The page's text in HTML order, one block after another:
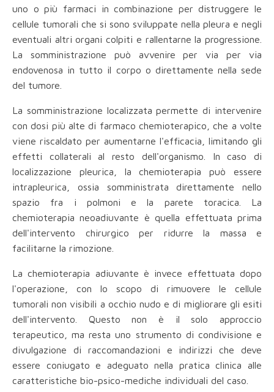
uno o più farmaci in combinazione per distruggere le
cellule tumorali che si sono sviluppate nella pleura e negli
eventuali altri organi colpiti e rallentarne la progressione.
La somministrazione può avvenire per via per via
endovenosa in tutto il corpo o direttamente nella sede
del tumore.
La somministrazione localizzata permette di intervenire
con dosi più alte di farmaco chemioterapico, che a volte
viene riscaldato per aumentarne l'efficacia, limitando gli
effetti collaterali al resto dell'organismo. In caso di
localizzazione pleurica, la chemioterapia può essere
intrapleurica, ossia somministrata direttamente nello
spazio fra i polmoni e la parete toracica. La
chemioterapia neoadiuvante è quella effettuata prima
dell'intervento chirurgico per ridurre la massa e
facilitarne la rimozione.
La chemioterapia adiuvante è invece effettuata dopo
l'operazione, con lo scopo di rimuovere le cellule
tumorali non visibili a occhio nudo e di migliorare gli esiti
dell'intervento. Questo non è il solo approccio
terapeutico, ma resta uno strumento di condivisione e
divulgazione di raccomandazioni e indirizzi che deve
essere coniugato e adeguato nella pratica clinica alle
caratteristiche bio-psico-mediche individuali del caso.